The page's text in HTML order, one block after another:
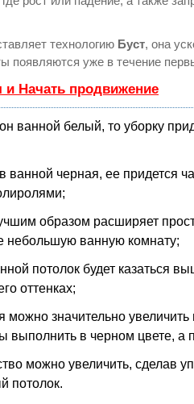
технологию Буст, она
появляются уже в течение
и Начать продвижение
ванной белый, то уборку
в ванной черная, ее придется
образом расширяет
небольшую ванную комнату;
потолок будет казаться
оттенках;
значительно увеличить
выполнить в черном цвете, а
можно увеличить, сделав
потолок.